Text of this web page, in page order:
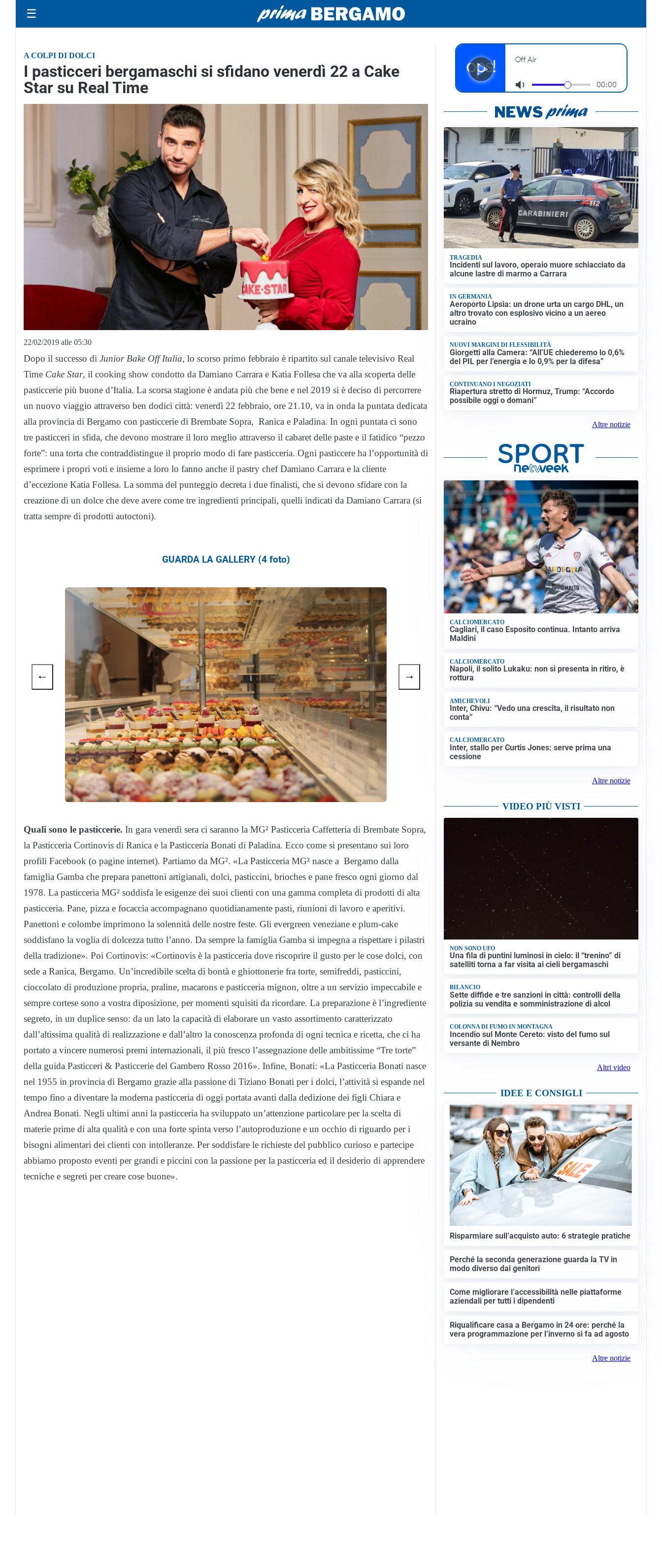
☰
A COLPI DI DOLCI
I pasticceri bergamaschi si sfidano venerdì 22 a Cake
Star su Real Time
22/02/2019 alle 05:30
Dopo il successo di Junior Bake Off Italia, lo scorso primo febbraio è ripartito sul canale televisivo Real
Time Cake Star, il cooking show condotto da Damiano Carrara e Katia Follesa che va alla scoperta delle
pasticcerie più buone d’Italia. La scorsa stagione è andata più che bene e nel 2019 si è deciso di percorrere
un nuovo viaggio attraverso ben dodici città: venerdì 22 febbraio, ore 21.10, va in onda la puntata dedicata
alla provincia di Bergamo con pasticcerie di Brembate Sopra, Ranica e Paladina. In ogni puntata ci sono
tre pasticceri in sfida, che devono mostrare il loro meglio attraverso il cabaret delle paste e il fatidico “pezzo
forte”: una torta che contraddistingue il proprio modo di fare pasticceria. Ogni pasticcere ha l’opportunità di
esprimere i propri voti e insieme a loro lo fanno anche il pastry chef Damiano Carrara e la cliente
d’eccezione Katia Follesa. La somma del punteggio decreta i due finalisti, che si devono sfidare con la
creazione di un dolce che deve avere come tre ingredienti principali, quelli indicati da Damiano Carrara (si
tratta sempre di prodotti autoctoni).
GUARDA LA GALLERY (4 foto)
← →
Quali sono le pasticcerie. In gara venerdì sera ci saranno la MG² Pasticceria Caffetteria di Brembate Sopra,
la Pasticceria Cortinovis di Ranica e la Pasticceria Bonati di Paladina. Ecco come si presentano sui loro
profili Facebook (o pagine internet). Partiamo da MG². «La Pasticceria MG² nasce a Bergamo dalla
famiglia Gamba che prepara panettoni artigianali, dolci, pasticcini, brioches e pane fresco ogni giorno dal
1978. La pasticceria MG² soddisfa le esigenze dei suoi clienti con una gamma completa di prodotti di alta
pasticceria. Pane, pizza e focaccia accompagnano quotidianamente pasti, riunioni di lavoro e aperitivi.
Panettoni e colombe imprimono la solennità delle nostre feste. Gli evergreen veneziane e plum-cake
soddisfano la voglia di dolcezza tutto l’anno. Da sempre la famiglia Gamba si impegna a rispettare i pilastri
della tradizione». Poi Cortinovis: «Cortinovis è la pasticceria dove riscoprire il gusto per le cose dolci, con
sede a Ranica, Bergamo. Un’incredibile scelta di bontà e ghiottonerie fra torte, semifreddi, pasticcini,
cioccolato di produzione propria, praline, macarons e pasticceria mignon, oltre a un servizio impeccabile e
sempre cortese sono a vostra diposizione, per momenti squisiti da ricordare. La preparazione è l’ingrediente
segreto, in un duplice senso: da un lato la capacità di elaborare un vasto assortimento caratterizzato
dall’altissima qualità di realizzazione e dall’altro la conoscenza profonda di ogni tecnica e ricetta, che ci ha
portato a vincere numerosi premi internazionali, il più fresco l’assegnazione delle ambitissime “Tre torte”
della guida Pasticceri & Pasticcerie del Gambero Rosso 2016». Infine, Bonati: «La Pasticceria Bonati nasce
nel 1955 in provincia di Bergamo grazie alla passione di Tiziano Bonati per i dolci, l’attività si espande nel
tempo fino a diventare la moderna pasticceria di oggi portata avanti dalla dedizione dei figli Chiara e
Andrea Bonati. Negli ultimi anni la pasticceria ha sviluppato un’attenzione particolare per la scelta di
materie prime di alta qualità e con una forte spinta verso l’autoproduzione e un occhio di riguardo per i
bisogni alimentari dei clienti con intolleranze. Per soddisfare le richieste del pubblico curioso e partecipe
abbiamo proposto eventi per grandi e piccini con la passione per la pasticceria ed il desiderio di apprendere
tecniche e segreti per creare cose buone».
TRAGEDIA
Incidenti sul lavoro, operaio muore schiacciato da
alcune lastre di marmo a Carrara
IN GERMANIA
Aeroporto Lipsia: un drone urta un cargo DHL, un
altro trovato con esplosivo vicino a un aereo
ucraino
NUOVI MARGINI DI FLESSIBILITÀ
Giorgetti alla Camera: “All’UE chiederemo lo 0,6%
del PIL per l’energia e lo 0,9% per la difesa”
CONTINUANO I NEGOZIATI
Riapertura stretto di Hormuz, Trump: “Accordo
possibile oggi o domani”
Altre notizie
CALCIOMERCATO
Cagliari, il caso Esposito continua. Intanto arriva
Maldini
CALCIOMERCATO
Napoli, il solito Lukaku: non si presenta in ritiro, è
rottura
AMICHEVOLI
Inter, Chivu: “Vedo una crescita, il risultato non
conta”
CALCIOMERCATO
Inter, stallo per Curtis Jones: serve prima una
cessione
Altre notizie
VIDEO PIÙ VISTI
NON SONO UFO
Una fila di puntini luminosi in cielo: il “trenino” di
satelliti torna a far visita ai cieli bergamaschi
BILANCIO
Sette diffide e tre sanzioni in città: controlli della
polizia su vendita e somministrazione di alcol
COLONNA DI FUMO IN MONTAGNA
Incendio sul Monte Cereto: visto del fumo sul
versante di Nembro
Altri video
IDEE E CONSIGLI
Risparmiare sull’acquisto auto: 6 strategie pratiche
Perché la seconda generazione guarda la TV in
modo diverso dai genitori
Come migliorare l’accessibilità nelle piattaforme
aziendali per tutti i dipendenti
Riqualificare casa a Bergamo in 24 ore: perché la
vera programmazione per l’inverno si fa ad agosto
Altre notizie